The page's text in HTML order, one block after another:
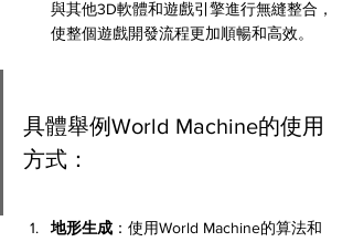
與其他3D軟體和遊戲引擎進行無縫整合，
使整個遊戲開發流程更加順暢和高效。
具體舉例World Machine的使用
方式：
地形生成 ：使用World Machine的算法和